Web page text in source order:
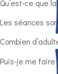
Qu’est-ce que la
Les séances
Combien
Puis-je me faire